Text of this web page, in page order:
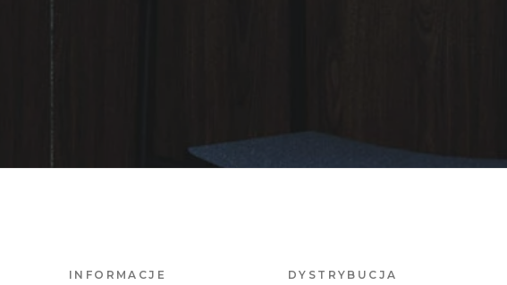
INFORMACJE DYSTRYBUCJA